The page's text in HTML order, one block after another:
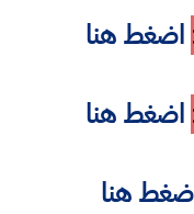
اضغط هنا
اضغط هنا
هنا